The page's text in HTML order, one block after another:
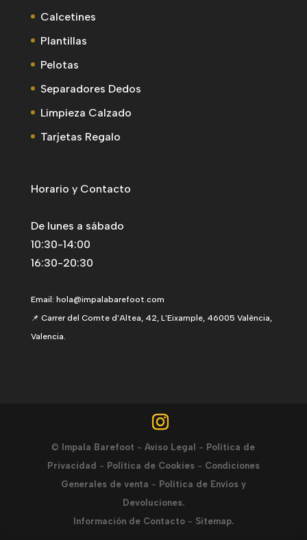
Calcetines
Plantillas
Pelotas
Separadores Dedos
Limpieza Calzado
Tarjetas Regalo
Horario y Contacto
De lunes a sábado
10:30-14:00
16:30-20:30
Email: hola@impalabarefoot.com
📌 Carrer del Comte d'Altea, 42, L'Eixample, 46005 València,
Valencia.
© Impala Barefoot -Aviso Legal - Política de
Privacidad - Política de Cookies- Condiciones
Generales de venta - Política de Envíos y
Devoluciones.
Información de Contacto- Sitemap.